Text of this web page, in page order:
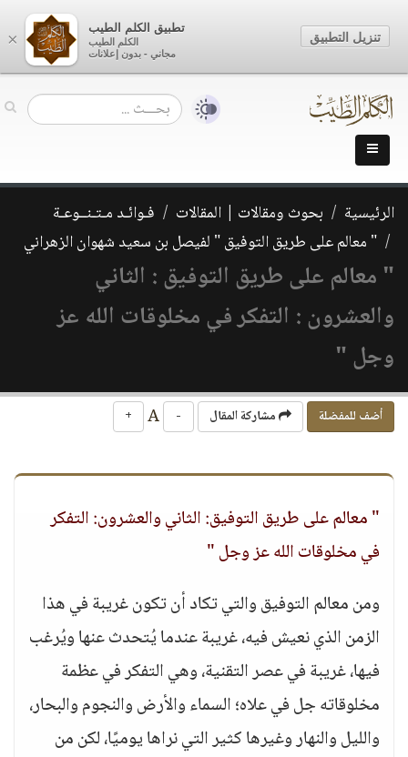
الرئيسية بحوث ومقالات | المقالات
فـوائـد مـتـنــوعـة
" معالم على طريق التوفيق " لفيصل بن سعيد شهوان الزهراني
" معالم على طريق التوفيق : الثاني
والعشرون : التفكر في مخلوقات الله عز
وجل "
أضف للمفضلة مشاركة المقال -
+
" معالم على طريق التوفيق: الثاني والعشرون: التفكر
في مخلوقات الله عز وجل "
ومن معالم التوفيق والتي تكاد أن تكون غريبة في هذا
الزمن الذي نعيش فيه، غريبة عندما يُتحدث عنها ويُرغب
فيها، غريبة في عصر التقنية، وهي التفكر في عظمة
مخلوقاته جل في علاه؛ السماء والأرض والنجوم والبحار،
والليل والنهار وغيرها كثير التي نراها يوميًا، لكن من
×
تطبيق الكلم الطيب
الكلم الطيب
مجاني - بدون إعلانات
تنزيل التطبيق